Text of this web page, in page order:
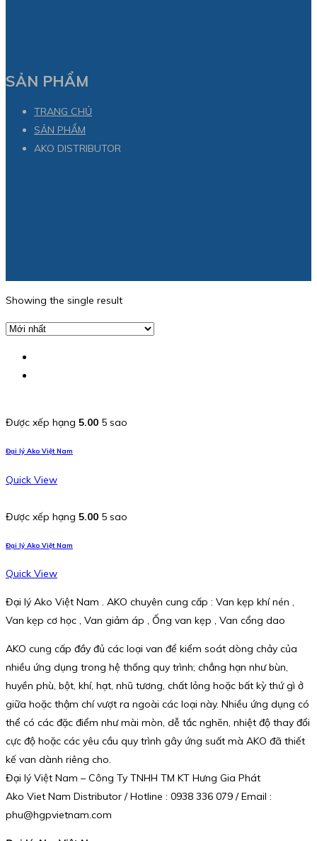
SẢN PHẨM
TRANG CHỦ
SẢN PHẨM
AKO DISTRIBUTOR
Showing the single result
Được xếp hạng 5.00 5 sao
Đại lý Ako Việt Nam
Quick View
Được xếp hạng 5.00 5 sao
Đại lý Ako Việt Nam
Quick View
Đại lý Ako Việt Nam . AKO chuyên cung cấp : Van kẹp khí nén ,
Van kẹp cơ học , Van giảm áp , Ống van kẹp , Van cổng dao
AKO cung cấp đầy đủ các loại van để kiểm soát dòng chảy của
nhiều ứng dụng trong hệ thống quy trình; chẳng hạn như bùn,
huyền phù, bột, khí, hạt, nhũ tương, chất lỏng hoặc bất kỳ thứ gì ở
giữa hoặc thậm chí vượt ra ngoài các loại này. Nhiều ứng dụng có
thể có các đặc điểm như mài mòn, dễ tắc nghẽn, nhiệt độ thay đổi
cực độ hoặc các yêu cầu quy trình gây ứng suất mà AKO đã thiết
kế van dành riêng cho.
Đại lý Việt Nam – Công Ty TNHH TM KT Hưng Gia Phát
Ako Viet Nam Distributor / Hotline : 0938 336 079 / Email :
phu@hgpvietnam.com